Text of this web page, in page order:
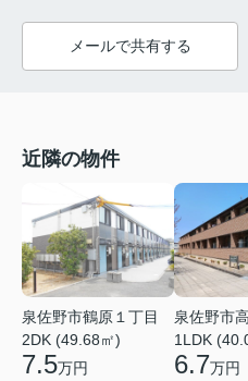
メールで共有する
近隣の物件
泉佐野市鶴原１丁目
2DK (49.68㎡)
7.5万円
泉佐野市
1LDK
6.7万円